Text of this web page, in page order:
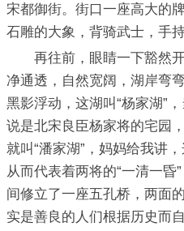
宋都御街。街口一座高大的
石雕的大象，背骑武士，手
再往前，眼睛一下豁然开
净通透，自然宽阔，湖岸弯
黑影浮动，这湖叫“杨家湖”
说是北宋良臣杨家将的宅园
就叫“潘家湖”，妈妈给我讲
从而代表着两将的“一清一昏
间修立了一座五孔桥，两面
实是善良的人们根据历史而